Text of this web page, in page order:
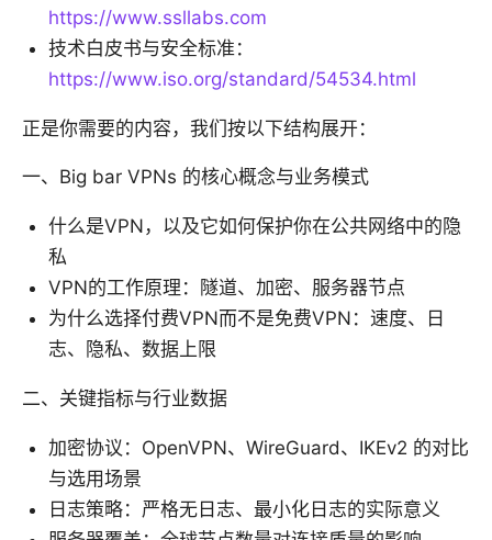
https://www.ssllabs.com
技术白皮书与安全标准：
https://www.iso.org/standard/54534.html
正是你需要的内容，我们按以下结构展开：
一、Big bar VPNs 的核心概念与业务模式
什么是VPN，以及它如何保护你在公共网络中的隐
私
VPN的工作原理：隧道、加密、服务器节点
为什么选择付费VPN而不是免费VPN：速度、日
志、隐私、数据上限
二、关键指标与行业数据
加密协议：OpenVPN、WireGuard、IKEv2 的对比
与选用场景
日志策略：严格无日志、最小化日志的实际意义